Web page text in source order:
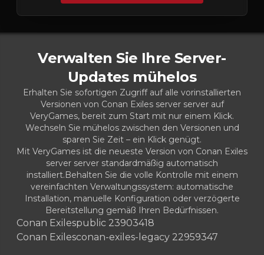
Verwalten Sie Ihre Server-
Updates mühelos
Erhalten Sie sofortigen Zugriff auf alle vorinstallierten
Versionen von Conan Exiles server server auf
VeryGames, bereit zum Start mit nur einem Klick.
Wechseln Sie mühelos zwischen den Versionen und
sparen Sie Zeit – ein Klick genügt.
Mit VeryGames ist die neueste Version von Conan Exiles
server server standardmäßig automatisch
installiert.Behalten Sie die volle Kontrolle mit einem
vereinfachten Verwaltungssystem: automatische
Installation, manuelle Konfiguration oder verzögerte
Bereitstellung gemäß Ihren Bedürfnissen.
Conan Exilespublic 23903418
Conan Exilesconan-exiles-legacy 22959347